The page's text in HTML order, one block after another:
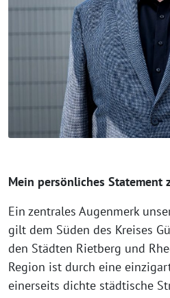
Mein persönliches Statement
Ein zentrales Augenmerk
gilt dem Süden des Kreises
den Städten Rietberg und
Region ist durch eine
einerseits dichte städtische